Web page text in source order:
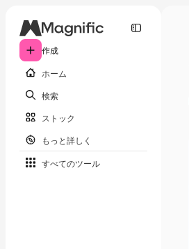
作成
ホーム
検索
ストック
もっと詳しく
すべてのツール